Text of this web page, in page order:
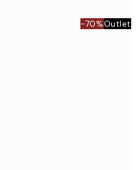
-70%Outlet